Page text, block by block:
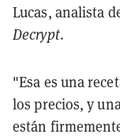
Lucas, analista
Decrypt.
"Esa es una
los precios, y
están